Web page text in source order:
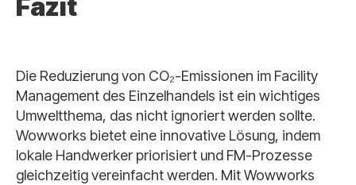
Fazit
Die Reduzierung von CO₂-Emissionen im Facility
Management des Einzelhandels ist ein wichtiges
Umweltthema, das nicht ignoriert werden sollte.
Wowworks bietet eine innovative Lösung, indem
lokale Handwerker priorisiert und FM-Prozesse
gleichzeitig vereinfacht werden. Mit Wowworks